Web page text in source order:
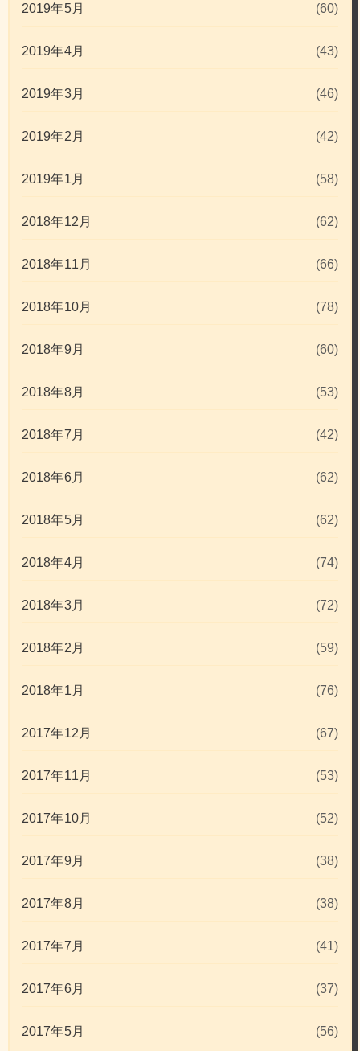
2019年5月 (60)
2019年4月 (43)
2019年3月 (46)
2019年2月 (42)
2019年1月 (58)
2018年12月 (62)
2018年11月 (66)
2018年10月 (78)
2018年9月 (60)
2018年8月 (53)
2018年7月 (42)
2018年6月 (62)
2018年5月 (62)
2018年4月 (74)
2018年3月 (72)
2018年2月 (59)
2018年1月 (76)
2017年12月 (67)
2017年11月 (53)
2017年10月 (52)
2017年9月 (38)
2017年8月 (38)
2017年7月 (41)
2017年6月 (37)
2017年5月 (56)